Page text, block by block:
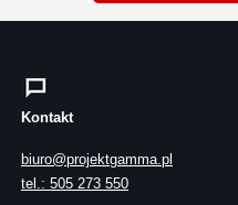
Kontakt
biuro@projektgamma.pl
tel.: 505 273 550